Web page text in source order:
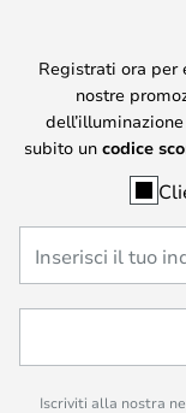
Registrati ora per
nostre
subito un codice
Iscriviti alla nostra